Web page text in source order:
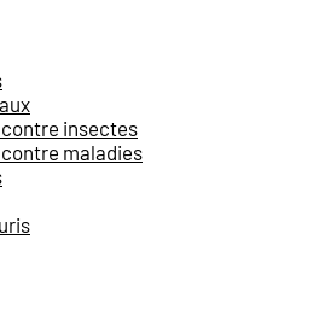
insectes
maladies